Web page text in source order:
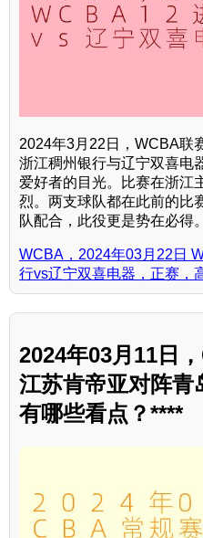
2024年3月22日，WCBA联
浙江稠州银行与辽宁双喜电
爱好者的目光。比赛在浙江
烈。两支球队都在此前的比
队配合，此役更是势在必得。
WCBA，2024年03月22日
行vs辽宁双喜电器，正赛，
2024年03月11日
江苏肯帝亚对阵青
有哪些看点？****